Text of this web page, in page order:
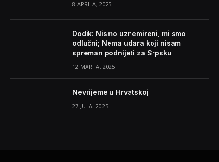
8 APRILA, 2025
Dodik: Nismo uznemireni, mi smo
odlučni; Nema udara koji nisam
spreman podnijeti za Srpsku
12 MARTA, 2025
Nevrijeme u Hrvatskoj
27 JULA, 2025